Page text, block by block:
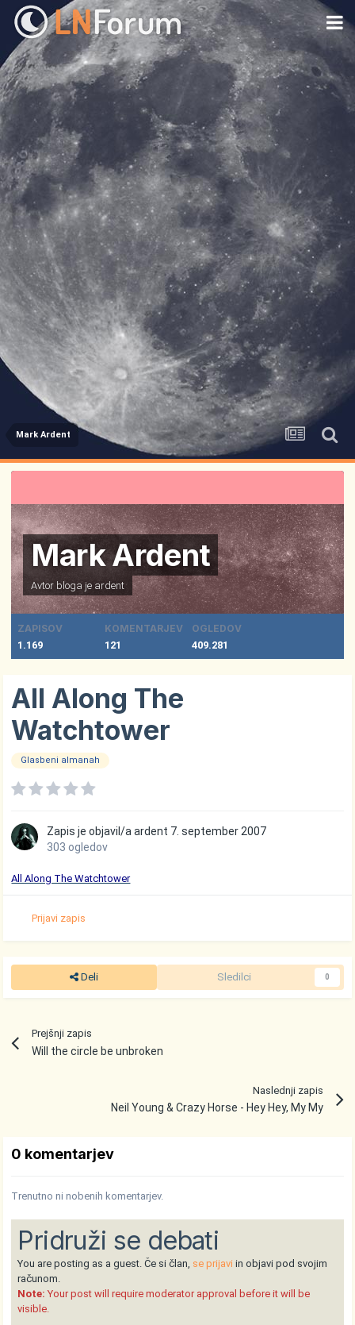
Mark Ardent
Mark Ardent
Avtor bloga je ardent
ZAPISOV
1.169
KOMENTARJEV
121
OGLEDOV
409.281
All Along The
Watchtower
Glasbeni almanah
Zapis je objavil/aardent 7. september 2007
303 ogledov
All Along The Watchtower
Prijavi zapis
Deli Sledilci 0
Prejšnji zapis
Will the circle be unbroken
Naslednji zapis
Neil Young & Crazy Horse - Hey Hey, My My
0 komentarjev
Trenutno ni nobenih komentarjev.
Pridruži se debati
You are posting as a guest. Če si član, se prijavi in objavi pod svojim
računom.
Note: Your post will require moderator approval before it will be
visible.